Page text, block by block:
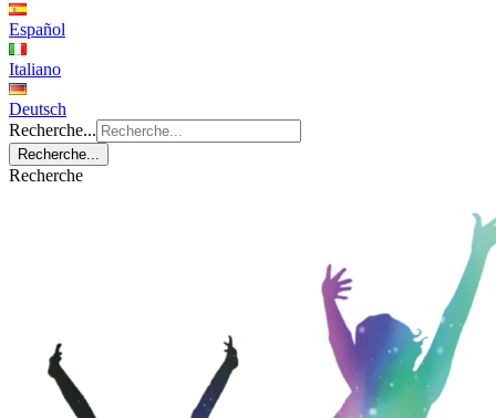
Español
Italiano
Deutsch
Recherche...
Recherche...
Recherche